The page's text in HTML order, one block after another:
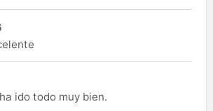
ido todo muy bien.